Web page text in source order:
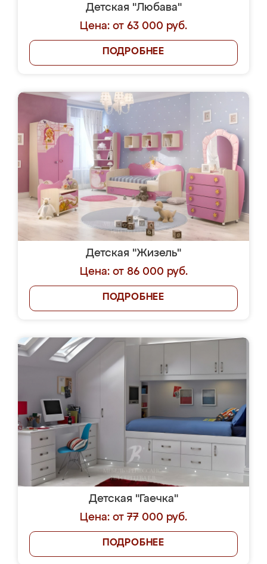
Детская "Любава"
Цена: от 63 000 руб.
ПОДРОБНЕЕ
Детская "Жизель"
Цена: от 86 000 руб.
ПОДРОБНЕЕ
Детская "Гаечка"
Цена: от 77 000 руб.
ПОДРОБНЕЕ